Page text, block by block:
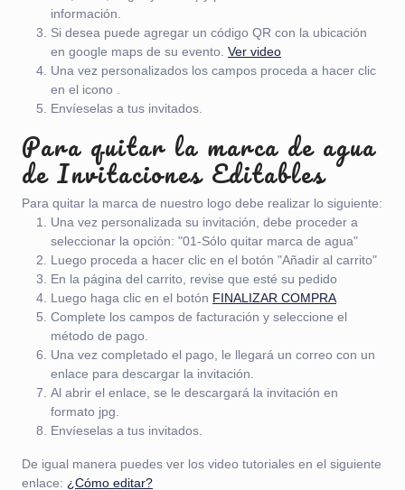
información.
Si desea puede agregar un código QR con la ubicación
en google maps de su evento. Ver video
Una vez personalizados los campos proceda a hacer clic
en el icono
Envíeselas a tus invitados.
Para quitar la marca de agua
de Invitaciones Editables
Para quitar la marca de nuestro logo debe realizar lo siguiente:
Una vez personalizada su invitación, debe proceder a
seleccionar la opción: "01-Sólo quitar marca de agua"
Luego proceda a hacer clic en el botón "Añadir al carrito"
En la página del carrito, revise que esté su pedido
Luego haga clic en el botón FINALIZAR COMPRA
Complete los campos de facturación y seleccione el
método de pago.
Una vez completado el pago, le llegará un correo con un
enlace para descargar la invitación.
Al abrir el enlace, se le descargará la invitación en
formato jpg.
Envíeselas a tus invitados.
De igual manera puedes ver los video tutoriales en el siguiente
enlace: ¿Cómo editar?